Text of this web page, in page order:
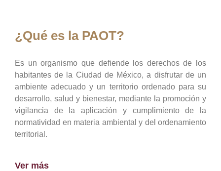
¿Qué es la PAOT?
Es un organismo que defiende los derechos de los
habitantes de la Ciudad de México, a disfrutar de un
ambiente adecuado y un territorio ordenado para su
desarrollo, salud y bienestar, mediante la promoción y
vigilancia de la aplicación y cumplimiento de la
normatividad en materia ambiental y del ordenamiento
territorial.
Ver más